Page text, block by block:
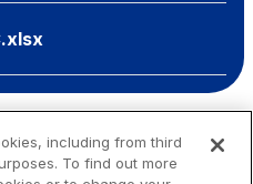
including from third
To find out more